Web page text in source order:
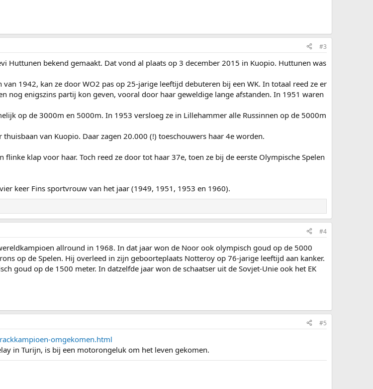
#3
Huttunen bekend gemaakt. Dat vond al plaats op 3 december 2015 in Kuopio. Huttunen was
1942, kan ze door WO2 pas op 25-jarige leeftijd debuteren bij een WK. In totaal reed ze er
nog enigszins partij kon geven, vooral door haar geweldige lange afstanden. In 1951 waren
op de 3000m en 5000m. In 1953 versloeg ze in Lillehammer alle Russinnen op de 5000m
van Kuopio. Daar zagen 20.000 (!) toeschouwers haar 4e worden.
klap voor haar. Toch reed ze door tot haar 37e, toen ze bij de eerste Olympische Spelen
keer Fins sportvrouw van het jaar (1949, 1951, 1953 en 1960).
#4
allround in 1968. In dat jaar won de Noor ook olympisch goud op de 5000
op de Spelen. Hij overleed in zijn geboorteplaats Notteroy op 76-jarige leeftijd aan kanker.
goud op de 1500 meter. In datzelfde jaar won de schaatser uit de Sovjet-Unie ook het EK
#5
omgekomen.html
in Turijn, is bij een motorongeluk om het leven gekomen.